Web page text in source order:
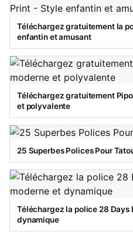
Téléchargez gratuitement la
enfantin et amusant
Téléchargez gratuitement
et polyvalente
25 Superbes Polices Pour
Téléchargez la police 28 Days
dynamique